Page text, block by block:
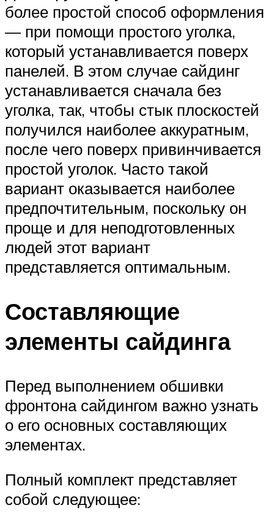
более простой способ оформления
— при помощи простого уголка,
который устанавливается поверх
панелей. В этом случае сайдинг
устанавливается сначала без
уголка, так, чтобы стык плоскостей
получился наиболее аккуратным,
после чего поверх привинчивается
простой уголок. Часто такой
вариант оказывается наиболее
предпочтительным, поскольку он
проще и для неподготовленных
людей этот вариант
представляется оптимальным.
Составляющие
элементы сайдинга
Перед выполнением обшивки
фронтона сайдингом важно узнать
о его основных составляющих
элементах.
Полный комплект представляет
собой следующее: